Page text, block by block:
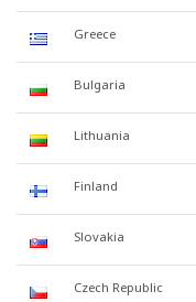
Greece
Bulgaria
Lithuania
Finland
Slovakia
Czech Republic